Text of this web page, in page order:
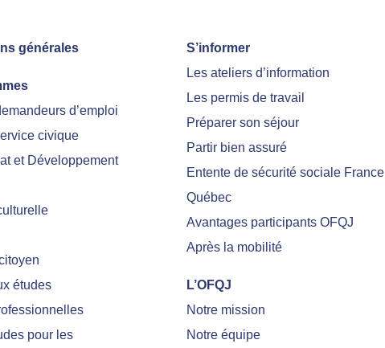
générales
d’emploi
civique
et Développement
études
pour les
S’informer
Les ateliers d’information
Les permis de travail
Préparer son séjour
Partir bien assuré
Entente de sécurité sociale France
Québec
Avantages participants OFQJ
Après la mobilité
L’OFQJ
Notre mission
Notre équipe